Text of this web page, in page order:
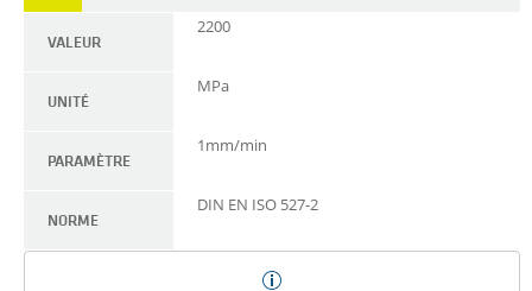
VALEUR
2200
UNITÉ
MPa
PARAMÈTRE
1mm/min
NORME
DIN EN ISO 527-2